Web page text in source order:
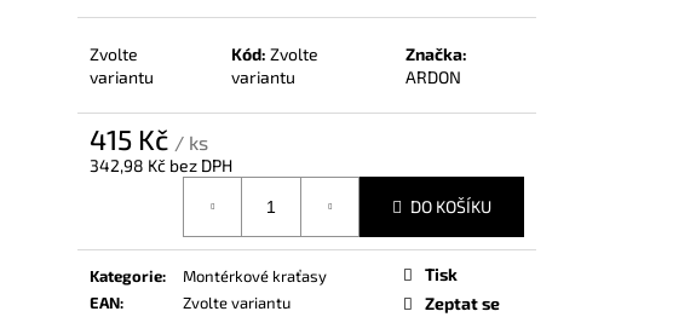
Zvolte
variantu
Kód: Zvolte
variantu
Značka:
ARDON
415 Kč / ks
342,98 Kč bez DPH
DO KOŠÍKU
Kategorie:
Montérkové kraťasy
EAN:
Zvolte variantu
Tisk
Zeptat se